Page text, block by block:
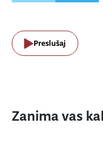
Preslušaj
Zanima vas